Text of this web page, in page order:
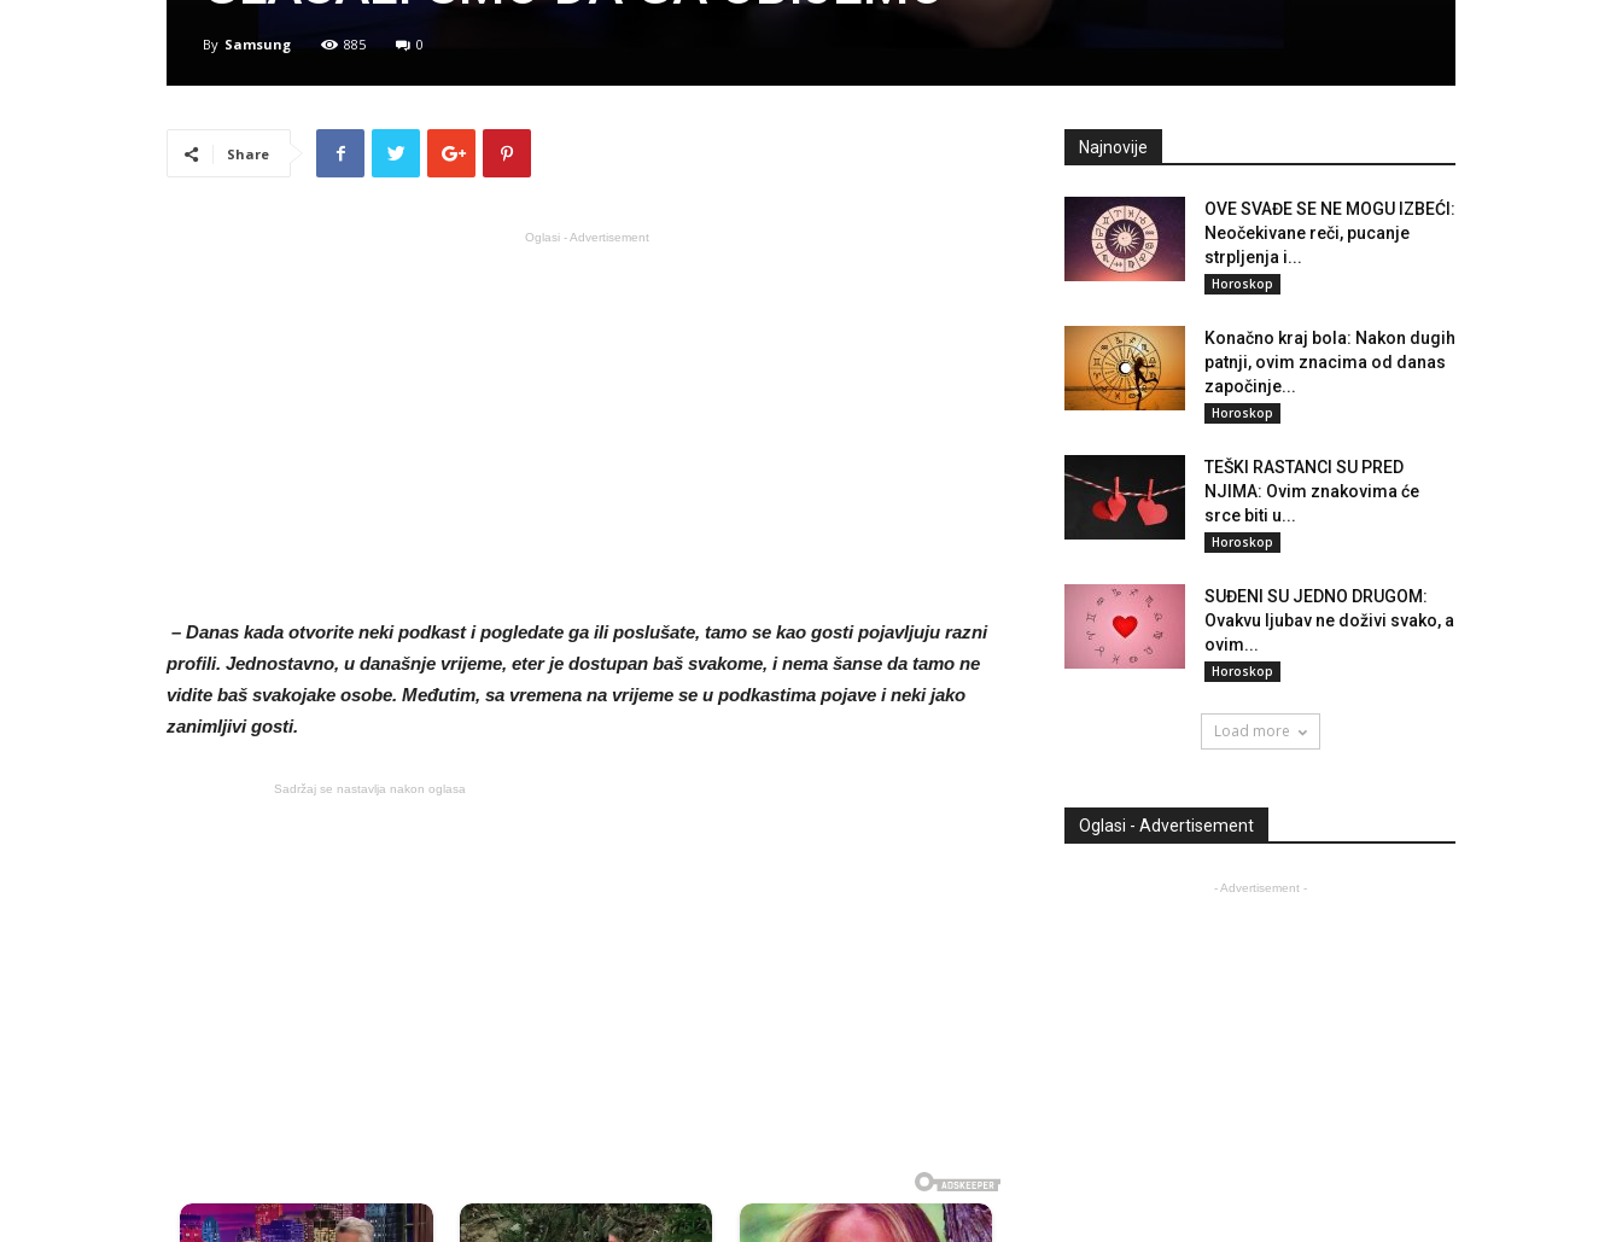
By Samsung 885 0
Share
Oglasi - Advertisement
– Danas kada otvorite neki podkast i pogledate ga ili poslušate, tamo se kao gosti pojavljuju razni
profili. Jednostavno, u današnje vrijeme, eter je dostupan baš svakome, i nema šanse da tamo ne
vidite baš svakojake osobe. Međutim, sa vremena na vrijeme se u podkastima pojave i neki jako
zanimljivi gosti.
Sadržaj se nastavlja nakon oglasa
Najnovije
OVE SVAĐE SE NE MOGU IZBEĆI:
Neočekivane reči, pucanje
strpljenja i...
Horoskop
Konačno kraj bola: Nakon dugih
patnji, ovim znacima od danas
započinje...
Horoskop
TEŠKI RASTANCI SU PRED
NJIMA: Ovim znakovima će
srce biti u...
Horoskop
SUĐENI SU JEDNO DRUGOM:
Ovakvu ljubav ne doživi svako, a
ovim...
Horoskop
Load more
Oglasi - Advertisement
- Advertisement -